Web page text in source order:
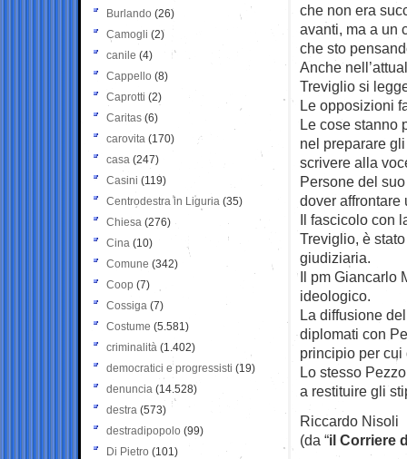
che non era
avanti, ma a un
che sto
Anche
Treviglio si
Le opposizioni
Le cose stanno
nel preparare
scrivere alla
Persone del
dover affrontare
Il fascicolo con
Treviglio, è
giudiziaria.
Il pm Giancarlo
ideologico.
La diffusione
diplomati con
principio per cui
Lo stesso
a restituire gli
Riccardo Nisoli
(da “il Corriere
Burlando (26)
Camogli (2)
canile (4)
Cappello (8)
Caprotti (2)
Caritas (6)
carovita (170)
casa (247)
Casini (119)
Centrodestra in Liguria (35)
Chiesa (276)
Cina (10)
Comune (342)
Coop (7)
Cossiga (7)
Costume (5.581)
criminalità (1.402)
democratici e progressisti (19)
denuncia (14.528)
destra (573)
destradipopolo (99)
Di Pietro (101)